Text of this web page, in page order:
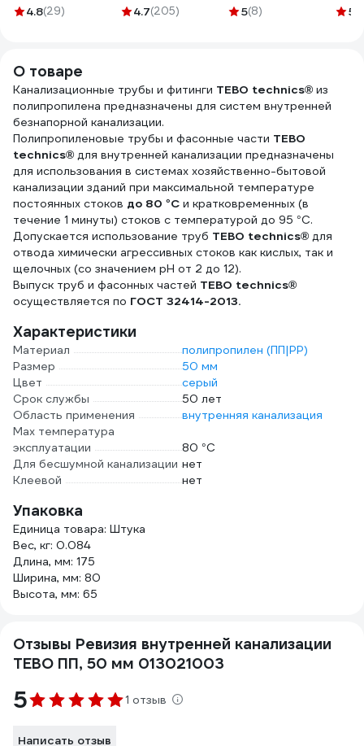
530756
4.8(29)
Политэк из ПП
4.7(205)
50 с защелкой
5(8)
5
О товаре
Канализационные трубы и фитинги TEBO technics® из
полипропилена предназначены для систем внутренней
безнапорной канализации.
Полипропиленовые трубы и фасонные части TEBO
technics® для внутренней канализации предназначены
для использования в системах хозяйственно-бытовой
канализации зданий при максимальной температуре
постоянных стоков до 80 °С и кратковременных (в
течение 1 минуты) стоков с температурой до 95 °С.
Допускается использование труб TEBO technics® для
отвода химически агрессивных стоков как кислых, так и
щелочных (со значением рН от 2 до 12).
Выпуск труб и фасонных частей TEBO technics®
осуществляется по ГОСТ 32414-2013.
Характеристики
Материал
полипропилен (ПП|PP)
Размер
50 мм
Цвет
серый
Срок службы
50 лет
Область применения
внутренняя канализация
Max температура
эксплуатации
80 °С
Для бесшумной канализации нет
Клеевой
нет
Упаковка
Единица товара: Штука
Вес, кг: 0.084
Длина, мм: 175
Ширина, мм: 80
Высота, мм: 65
Отзывы Ревизия внутренней канализации
TEBO ПП, 50 мм 013021003
5 1 отзыв
Написать отзыв